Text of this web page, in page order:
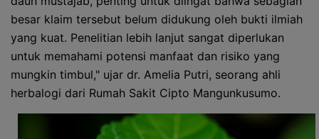
besar klaim tersebut belum didukung oleh bukti ilmiah
yang kuat. Penelitian lebih lanjut sangat diperlukan
untuk memahami potensi manfaat dan risiko yang
mungkin timbul," ujar dr. Amelia Putri, seorang ahli
herbalogi dari Rumah Sakit Cipto Mangunkusumo.